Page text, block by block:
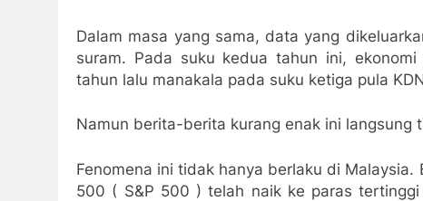
Dalam masa yang sama, data yang
suram. Pada suku kedua tahun ini, ekonomi
tahun lalu manakala pada suku ketiga pula
Namun berita-berita kurang enak ini langsung
Fenomena ini tidak hanya berlaku di
500 ( S&P 500 ) telah naik ke paras